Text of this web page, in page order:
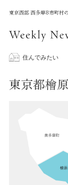
東京西部 西多摩8市町村
住んでみたい
東京都檜